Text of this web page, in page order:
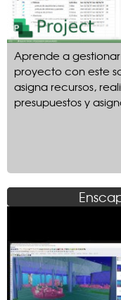
Aprende a
proyecto con este
asigna recursos,
presupuestos y